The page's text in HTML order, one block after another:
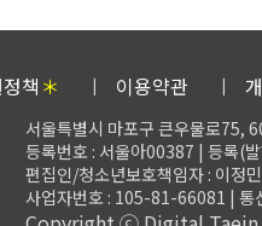
책 ＊ 이용약관
서울특별시 마포구 큰우물로75,
등록번호 : 서울아00387 | 등록(
편집인/청소년보호책임자 : 이
사업자번호 : 105-81-66081 |